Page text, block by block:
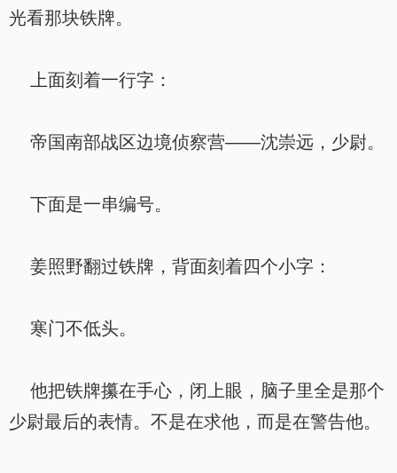
光看那块铁牌。
上面刻着一行字：
帝国南部战区边境侦察营——沈崇远，少尉。
下面是一串编号。
姜照野翻过铁牌，背面刻着四个小字：
寒门不低头。
他把铁牌攥在手心，闭上眼，脑子里全是那个
少尉最后的表情。不是在求他，而是在警告他。